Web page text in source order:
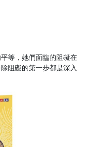
等，她們面臨的阻礙在
阻礙的第一步都是深入